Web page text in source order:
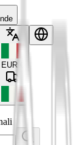
EUR